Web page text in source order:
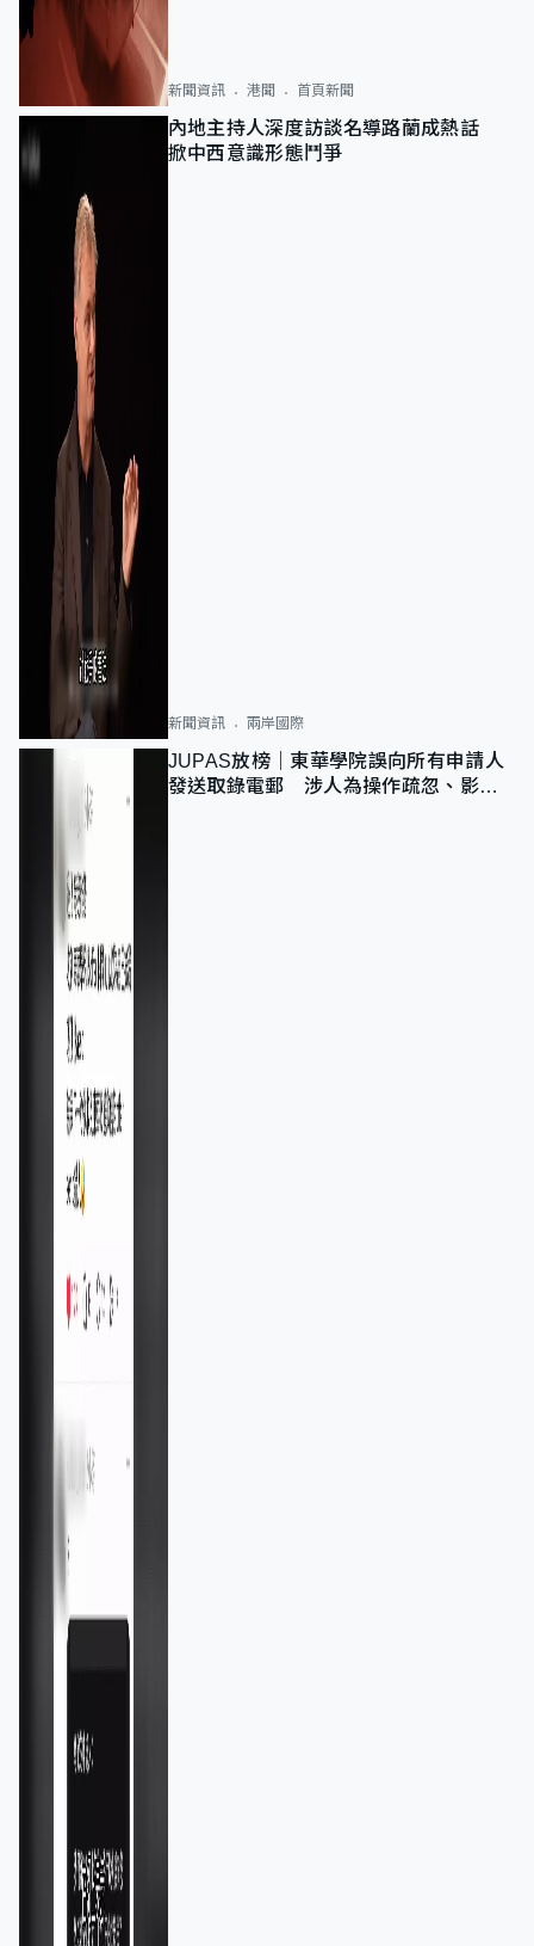
新聞資訊 港聞 首頁新聞
內地主持人深度訪談名導路蘭成熱話
掀中西意識形態鬥爭
新聞資訊 兩岸國際
JUPAS放榜｜東華學院誤向所有申請人
發送取錄電郵 涉人為操作疏忽、影響